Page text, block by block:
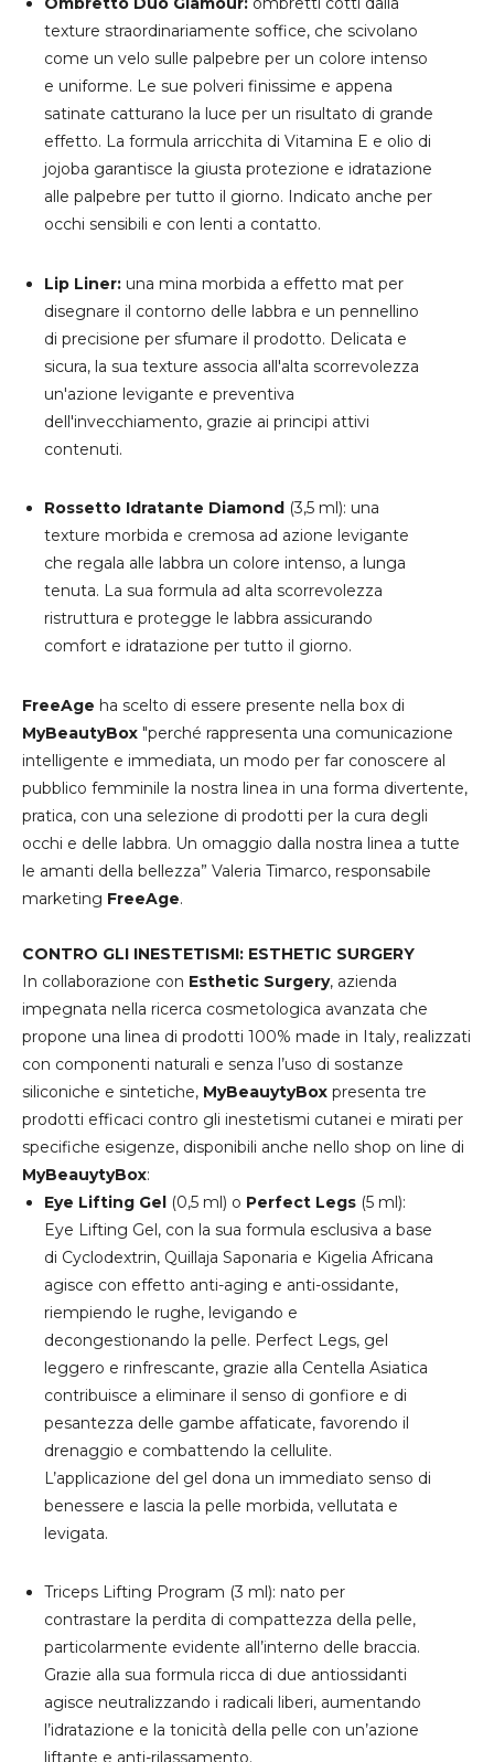
texture straordinariamente soffice, che scivolano
come un velo sulle palpebre per un colore intenso
e uniforme. Le sue polveri finissime e appena
satinate catturano la luce per un risultato di grande
effetto. La formula arricchita di Vitamina E e olio di
jojoba garantisce la giusta protezione e idratazione
alle palpebre per tutto il giorno. Indicato anche per
occhi sensibili e con lenti a contatto.
Lip Liner:una mina morbida a effetto mat per
disegnare il contorno delle labbra e un pennellino
di precisione per sfumare il prodotto. Delicata e
sicura, la sua texture associa all'alta scorrevolezza
un'azione levigante e preventiva
dell'invecchiamento, grazie ai principi attivi
contenuti.
Rossetto Idratante Diamond (3,5 ml): una
texture morbida e cremosa ad azione levigante
che regala alle labbra un colore intenso, a lunga
tenuta. La sua formula ad alta scorrevolezza
ristruttura e protegge le labbra assicurando
comfort e idratazione per tutto il giorno.
FreeAge ha scelto di essere presente nella box di
MyBeautyBox "perché rappresenta una comunicazione
intelligente e immediata, un modo per far conoscere al
pubblico femminile la nostra linea in una forma divertente,
pratica, con una selezione di prodotti per la cura degli
occhi e delle labbra. Un omaggio dalla nostra linea a tutte
le amanti della bellezza” Valeria Timarco, responsabile
marketing FreeAge.
CONTRO GLI INESTETISMI: ESTHETIC SURGERY
In collaborazione con Esthetic Surgery, azienda
impegnata nella ricerca cosmetologica avanzata che
propone una linea di prodotti 100% made in Italy, realizzati
con componenti naturali e senza l’uso di sostanze
siliconiche e sintetiche, MyBeauytyBox presenta tre
prodotti efficaci contro gli inestetismi cutanei e mirati per
specifiche esigenze, disponibili anche nello shop on line di
MyBeauytyBox:
Eye Lifting Gel (0,5 ml) o Perfect Legs (5 ml):
Eye Lifting Gel, con la sua formula esclusiva a base
di Cyclodextrin, Quillaja Saponaria e Kigelia Africana
agisce con effetto anti-aging e anti-ossidante,
riempiendo le rughe, levigando e
decongestionando la pelle. Perfect Legs, gel
leggero e rinfrescante, grazie alla Centella Asiatica
contribuisce a eliminare il senso di gonfiore e di
pesantezza delle gambe affaticate, favorendo il
drenaggio e combattendo la cellulite.
L’applicazione del gel dona un immediato senso di
benessere e lascia la pelle morbida, vellutata e
levigata.
Triceps Lifting Program (3 ml): nato per
contrastare la perdita di compattezza della pelle,
particolarmente evidente all’interno delle braccia.
Grazie alla sua formula ricca di due antiossidanti
agisce neutralizzando i radicali liberi, aumentando
l’idratazione e la tonicità della pelle con un’azione